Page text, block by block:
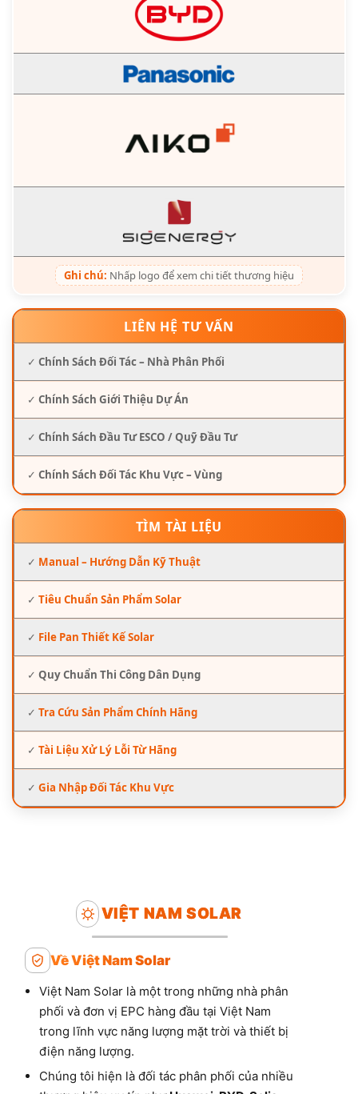
Ghi chú: Nhấp logo để xem chi tiết thương hiệu
LIÊN HỆ TƯ VẤN
✓ Chính Sách Đối Tác – Nhà Phân Phối
✓ Chính Sách Giới Thiệu Dự Án
✓ Chính Sách Đầu Tư ESCO / Quỹ Đầu Tư
✓ Chính Sách Đối Tác Khu Vực – Vùng
TÌM TÀI LIỆU
✓ Manual – Hướng Dẫn Kỹ Thuật
✓ Tiêu Chuẩn Sản Phẩm Solar
✓ File Pan Thiết Kế Solar
✓ Quy Chuẩn Thi Công Dân Dụng
✓ Tra Cứu Sản Phẩm Chính Hãng
✓ Tài Liệu Xử Lý Lỗi Từ Hãng
✓ Gia Nhập Đối Tác Khu Vực
VIỆT NAM SOLAR
Về Việt Nam Solar
Việt Nam Solar là một trong những nhà phân
phối và đơn vị EPC hàng đầu tại Việt Nam
trong lĩnh vực năng lượng mặt trời và thiết bị
điện năng lượng.
Chúng tôi hiện là đối tác phân phối của nhiều